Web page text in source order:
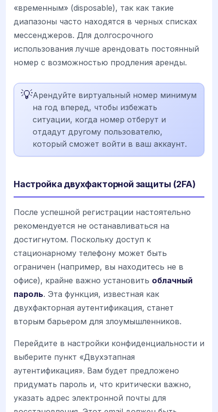
«временным» (disposable), так как такие
диапазоны часто находятся в черных списках
мессенджеров. Для долгосрочного
использования лучше арендовать постоянный
номер с возможностью продления аренды.
💡Арендуйте виртуальный номер минимум
на год вперед, чтобы избежать
ситуации, когда номер отберут и
отдадут другому пользователю,
который сможет войти в ваш аккаунт.
Настройка двухфакторной защиты (2FA)
После успешной регистрации настоятельно
рекомендуется не останавливаться на
достигнутом. Поскольку доступ к
стационарному телефону может быть
ограничен (например, вы находитесь не в
офисе), крайне важно установить облачный
пароль. Эта функция, известная как
двухфакторная аутентификация, станет
вторым барьером для злоумышленников.
Перейдите в настройки конфиденциальности и
выберите пункт «Двухэтапная
аутентификация». Вам будет предложено
придумать пароль и, что критически важно,
указать адрес электронной почты для